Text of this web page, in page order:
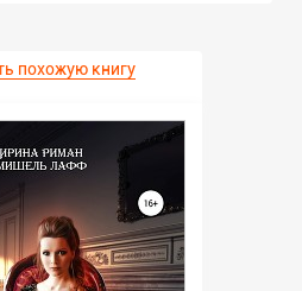
похожую книгу